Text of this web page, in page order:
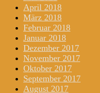
April 2018
März 2018
Februar 2018
Januar 2018
Dezember 2017
November 2017
Oktober 2017
September 2017
August 2017